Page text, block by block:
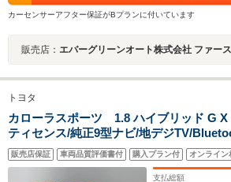
カーセンサーアフター保証がBプランに付いています
販売店： エバーグリーンオート株式会社 ファー
トヨタ
カローラスポーツ 1.8 ハイブリッド G
ティセンス/純正9型ナビ/地デジTV/
ラインドスポットモニター/バックカメラ/
ダー/ビルトインETC2.0/電子パーキング/
ホールド/シートヒーター/禁煙車
販売店保証 車両品質評価書付 購入プラン付 オンライン
支払総額